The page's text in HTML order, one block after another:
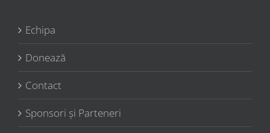
Echipa
Donează
Contact
Sponsori şi Parteneri